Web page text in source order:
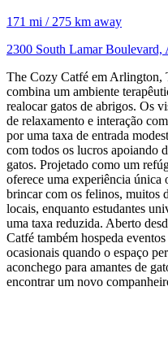
171 mi / 275 km away
2300 South Lamar
The Cozy Catfé em Arlington,
combina um ambiente
realocar gatos de abrigos. Os
de relaxamento e interação
por uma taxa de entrada
com todos os lucros apoiando
gatos. Projetado como um
oferece uma experiência única
brincar com os felinos, muitos
locais, enquanto estudantes
uma taxa reduzida. Aberto
Catfé também hospeda
ocasionais quando o espaço
aconchego para amantes de
encontrar um novo